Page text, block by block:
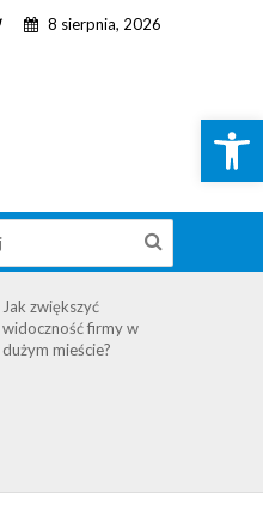
Open toolbar
8 sierpnia, 2026
Jak zwiększyć
widoczność firmy w
dużym mieście?